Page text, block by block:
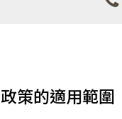
策的適用範圍